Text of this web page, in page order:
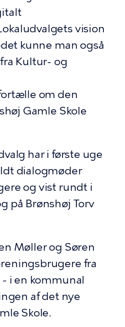
vision
kunne man også
Kultur- og
om den
Gamle Skole
har i første uge
dialogmøder
og vist rundt i
på Brønshøj Torv
Møller og Søren
fra
i en kommunal
af det nye
Skole.